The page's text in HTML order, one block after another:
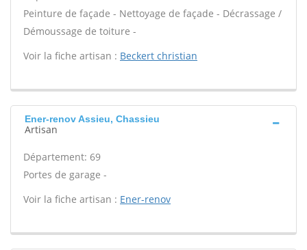
Peinture de façade - Nettoyage de façade - Décrassage /
Démoussage de toiture -
Voir la fiche artisan : Beckert christian
Ener-renov Assieu, Chassieu
Artisan
Département: 69
Portes de garage -
Voir la fiche artisan : Ener-renov